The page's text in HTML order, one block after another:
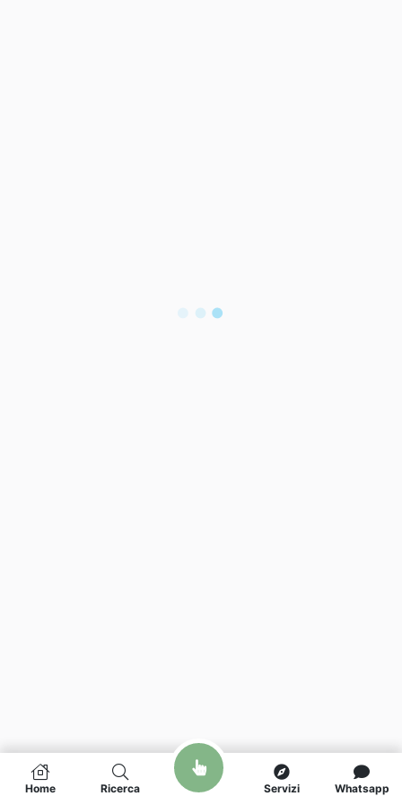
Home Ricerca Servizi Whatsapp